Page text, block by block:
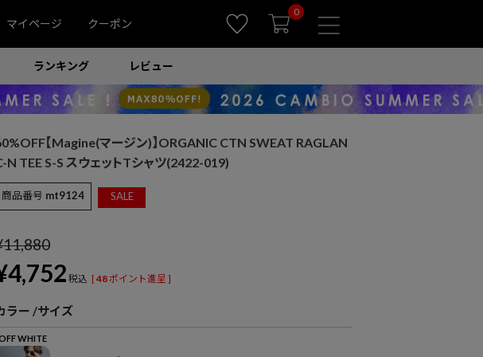
マイページ クーポン
0
ランキング レビュー
【Magine(マージン)】ORGANIC CTN SWEAT RAGLAN
N TEE S-S スウェットTシャツ(2422-019)
商品番号 mt9124 SALE
11,880
4,752 税込 [48ポイント進呈 ]
ラー サイズ
WHITE